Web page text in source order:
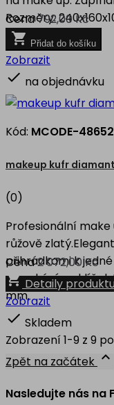
Rozměry:
Cena792,00 Kč
 Přidat do košíku
Zobrazit
 na objednávku
Kód: MCODE-
makeup kufr
(0)
Profesionální
růžově
přihrádkami k
zamykání na
mm.
Cena2 072,00 Kč
 Detaily produktu
Zobrazit
 Skladem
Zobrazení 1-9 z 9
Zpět na začátek 
Nasledujte nás na